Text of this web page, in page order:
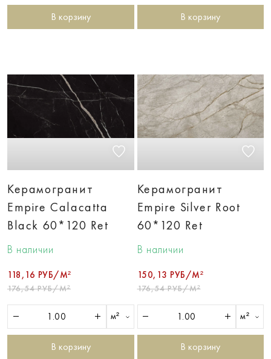
В корзину В корзину
Керамогранит
Empire Calacatta
Black 60*120 Ret
В наличии
118,16 РУБ/М²
176,54 РУБ/М²
м²
В корзину
Керамогранит
Empire Silver Root
60*120 Ret
В наличии
150,13 РУБ/М²
176,54 РУБ/М²
м²
В корзину